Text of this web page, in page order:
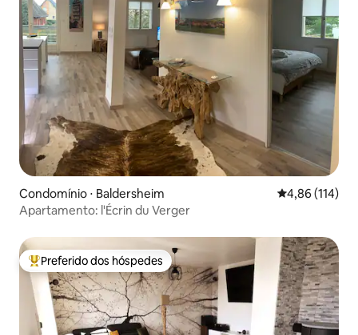
Condomínio ⋅ Baldersheim 4,86 de uma
4,86 (114)
Apartamento: l'Écrin du Verger
Entre os melhores preferidos dos hóspedes
Preferido dos hóspedes